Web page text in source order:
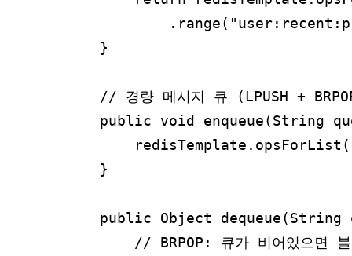
    }
// 경량 메시지 큐 (LPUSH +
public void enqueue(String
    }
public Object dequeue(String
// BRPOP: 큐가 비어있으면